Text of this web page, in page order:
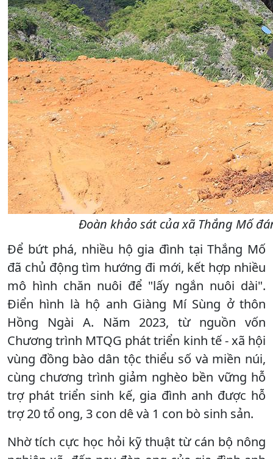
Đoàn khảo sát của xã Thắng Mố
Để bứt phá, nhiều hộ gia đình tại Thắng Mố
đã chủ động tìm hướng đi mới, kết hợp nhiều
mô hình chăn nuôi để "lấy ngắn nuôi dài".
Điển hình là hộ anh Giàng Mí Sùng ở thôn
Hồng Ngài A. Năm 2023, từ nguồn vốn
Chương trình MTQG phát triển kinh tế - xã hội
vùng đồng bào dân tộc thiểu số và miền núi,
cùng chương trình giảm nghèo bền vững hỗ
trợ phát triển sinh kế, gia đình anh được hỗ
trợ 20 tổ ong, 3 con dê và 1 con bò sinh sản.
Nhờ tích cực học hỏi kỹ thuật từ cán bộ nông